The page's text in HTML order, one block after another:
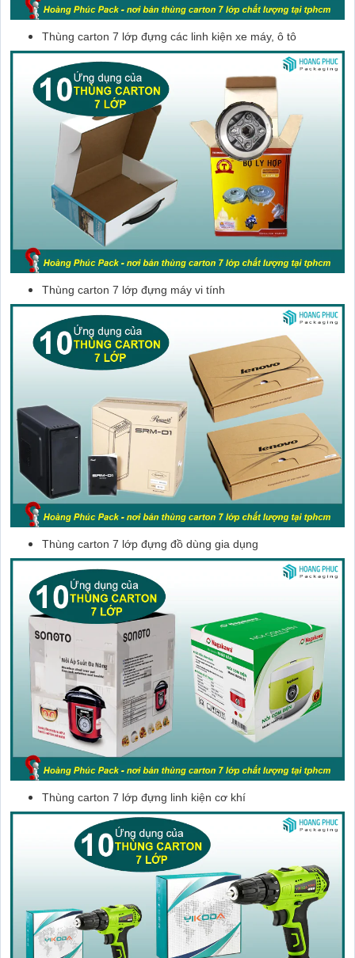
Thùng carton 7 lớp đựng các linh kiện xe máy, ô tô
Thùng carton 7 lớp đựng máy vi tính
Thùng carton 7 lớp đựng đồ dùng gia dụng
Thùng carton 7 lớp đựng linh kiện cơ khí